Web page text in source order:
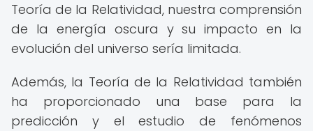
Teoría de la Relatividad, nuestra comprensión
de la energía oscura y su impacto en la
evolución del universo sería limitada.
Además, la Teoría de la Relatividad también
ha proporcionado una base para la
predicción y el estudio de fenómenos